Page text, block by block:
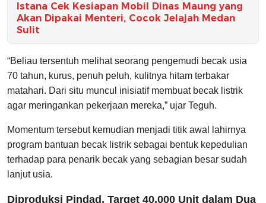
Istana Cek Kesiapan Mobil Dinas Maung yang
Akan Dipakai Menteri, Cocok Jelajah Medan
Sulit
“Beliau tersentuh melihat seorang pengemudi becak usia
70 tahun, kurus, penuh peluh, kulitnya hitam terbakar
matahari. Dari situ muncul inisiatif membuat becak listrik
agar meringankan pekerjaan mereka,” ujar Teguh.
Momentum tersebut kemudian menjadi titik awal lahirnya
program bantuan becak listrik sebagai bentuk kepedulian
terhadap para penarik becak yang sebagian besar sudah
lanjut usia.
Diproduksi Pindad, Target 40.000 Unit dalam Dua